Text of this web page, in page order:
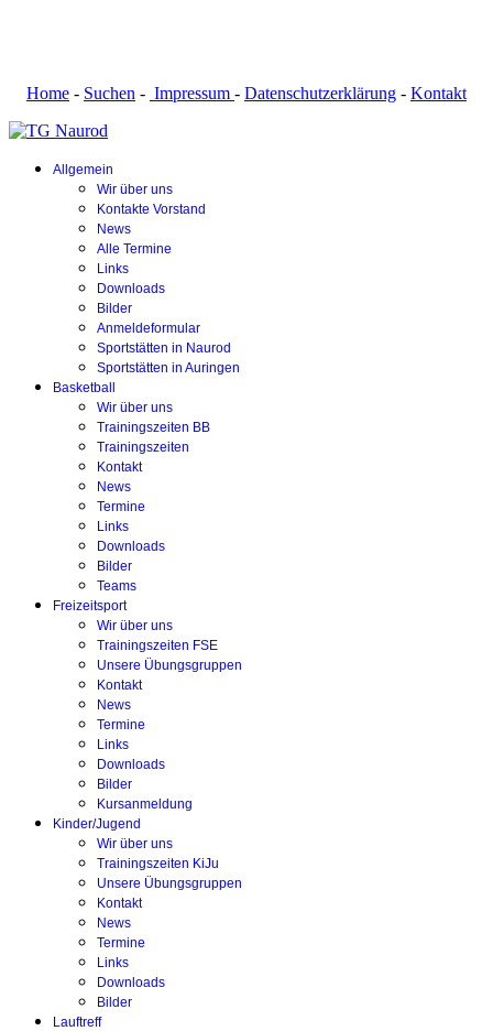
Home - Suchen - Impressum - Datenschutzerklärung - Kontakt
Allgemein
Wir über uns
Kontakte Vorstand
News
Alle Termine
Links
Downloads
Bilder
Anmeldeformular
Sportstätten in Naurod
Sportstätten in Auringen
Basketball
Wir über uns
Trainingszeiten BB
Trainingszeiten
Kontakt
News
Termine
Links
Downloads
Bilder
Teams
Freizeitsport
Wir über uns
Trainingszeiten FSE
Unsere Übungsgruppen
Kontakt
News
Termine
Links
Downloads
Bilder
Kursanmeldung
Kinder/Jugend
Wir über uns
Trainingszeiten KiJu
Unsere Übungsgruppen
Kontakt
News
Termine
Links
Downloads
Bilder
Lauftreff